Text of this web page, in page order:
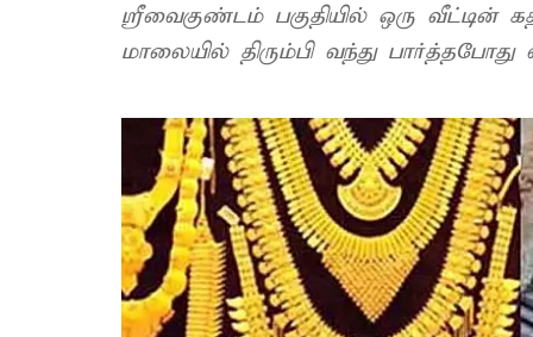
ஸ்ரீவைகுண்டம் பகுதியில் ஒரு வீட்டின்
மாலையில் திரும்பி வந்து பார்த்தபோது